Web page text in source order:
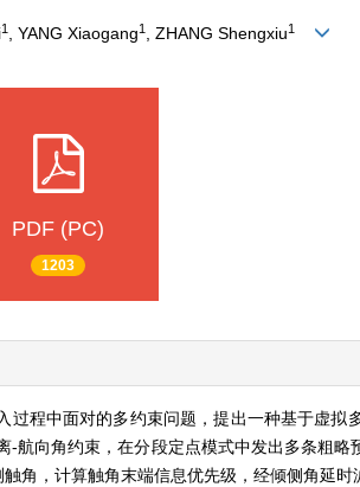
1 , YANG Xiaogang1 , ZHANG Shengxiu1
PDF (PC)
1203
过程中面对的多约束问题，提出一种基于虚
-航向角约束，在分段定点模式中发出多条粗
角，计算触角末端信息优先级，经倾侧角延